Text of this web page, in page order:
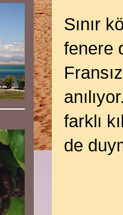
Sınır
fenere
farklı
de